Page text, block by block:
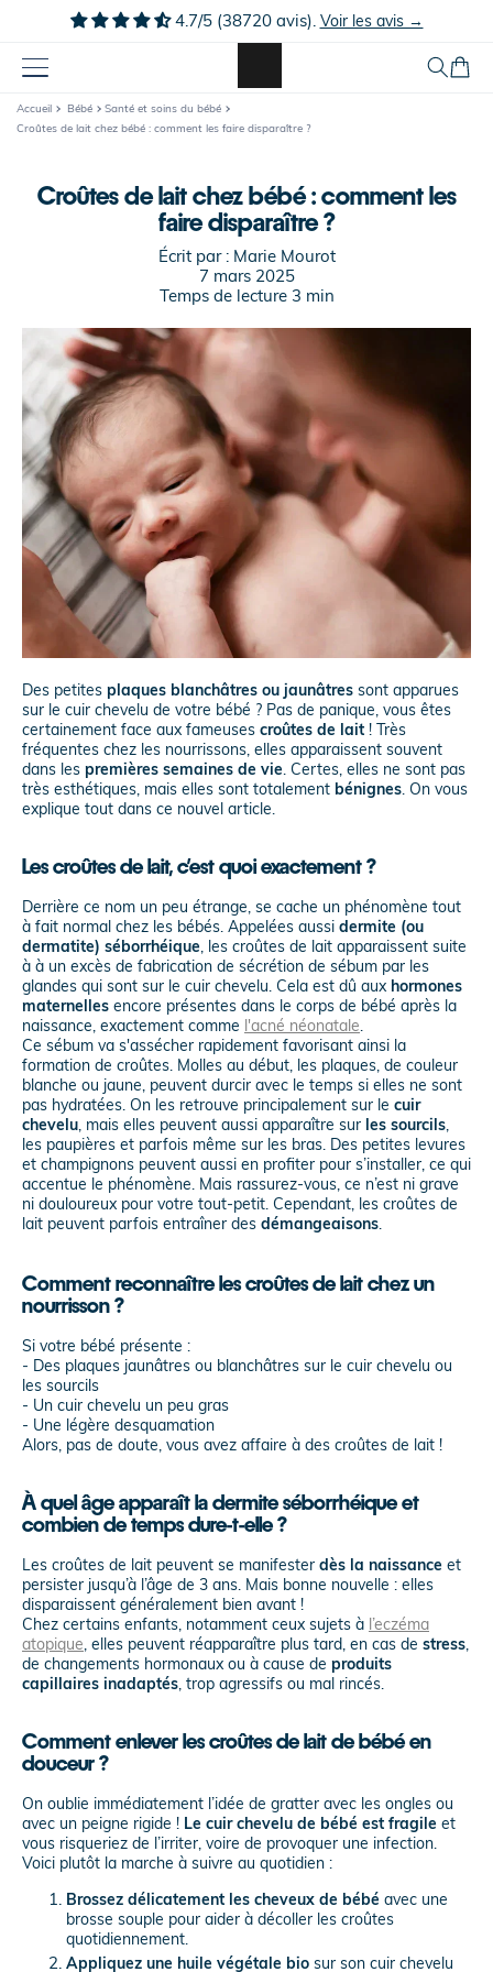
passer au
4.7/5 (38720 avis). Voir les avis →
Panier
Accueil Bébé
Santé et soins du bébé
Croûtes de lait chez bébé : comment les faire disparaître ?
Croûtes de lait chez bébé : comment les
faire disparaître ?
Écrit par : Marie Mourot
7 mars 2025
Temps de lecture 3 min
Des petites plaques blanchâtres ou jaunâtres sont apparues
sur le cuir chevelu de votre bébé ? Pas de panique, vous êtes
certainement face aux fameuses croûtes de lait ! Très
fréquentes chez les nourrissons, elles apparaissent souvent
dans les premières semaines de vie. Certes, elles ne sont pas
très esthétiques, mais elles sont totalement bénignes. On vous
explique tout dans ce nouvel article.
Les croûtes de lait, c’est quoi exactement ?
Derrière ce nom un peu étrange, se cache un phénomène tout
à fait normal chez les bébés. Appelées aussi dermite (ou
dermatite) séborrhéique, les croûtes de lait apparaissent suite
à à un excès de fabrication de sécrétion de sébum par les
glandes qui sont sur le cuir chevelu. Cela est dû aux hormones
maternelles encore présentes dans le corps de bébé après la
naissance, exactement comme l'acné néonatale.
Ce sébum va s'assécher rapidement favorisant ainsi la
formation de croûtes. Molles au début, les plaques, de couleur
blanche ou jaune, peuvent durcir avec le temps si elles ne sont
pas hydratées. On les retrouve principalement sur le cuir
chevelu, mais elles peuvent aussi apparaître sur les sourcils,
les paupières et parfois même sur les bras. Des petites levures
et champignons peuvent aussi en profiter pour s’installer, ce qui
accentue le phénomène. Mais rassurez-vous, ce n’est ni grave
ni douloureux pour votre tout-petit. Cependant, les croûtes de
lait peuvent parfois entraîner des démangeaisons.
Comment reconnaître les croûtes de lait chez un
nourrisson ?
Si votre bébé présente :
- Des plaques jaunâtres ou blanchâtres sur le cuir chevelu ou
les sourcils
- Un cuir chevelu un peu gras
- Une légère desquamation
Alors, pas de doute, vous avez affaire à des croûtes de lait !
À quel âge apparaît la dermite séborrhéique et
combien de temps dure-t-elle ?
Les croûtes de lait peuvent se manifester dès la naissance et
persister jusqu’à l’âge de 3 ans. Mais bonne nouvelle : elles
disparaissent généralement bien avant !
Chez certains enfants, notamment ceux sujets à l’eczéma
atopique, elles peuvent réapparaître plus tard, en cas de stress,
de changements hormonaux ou à cause de produits
capillaires inadaptés, trop agressifs ou mal rincés.
Comment enlever les croûtes de lait de bébé en
douceur ?
On oublie immédiatement l’idée de gratter avec les ongles ou
avec un peigne rigide ! Le cuir chevelu de bébé est fragile et
vous risqueriez de l’irriter, voire de provoquer une infection.
Voici plutôt la marche à suivre au quotidien :
Brossez délicatement les cheveux de bébé avec une
brosse souple pour aider à décoller les croûtes
quotidiennement.
Appliquez une huile végétale bio sur son cuir chevelu